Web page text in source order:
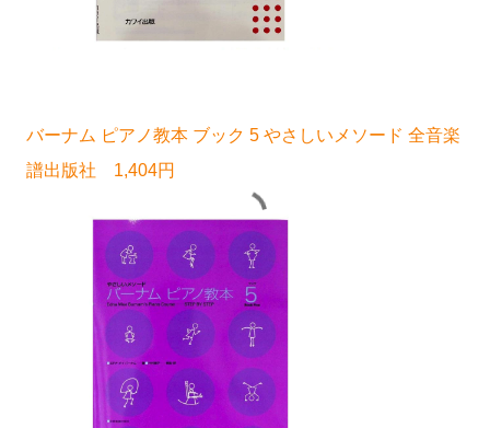
バーナム ピアノ教本 ブック 5 やさしいメソード 全音楽
譜出版社 1,404円